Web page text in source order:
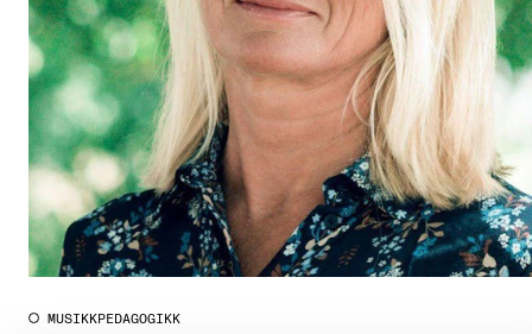
CREMAH
NordART
Prosjekter
Publikasjoner
INTERNASJONALT
Utveksling
Internasjonal strategi
MUSIKKPEDAGOGIKK